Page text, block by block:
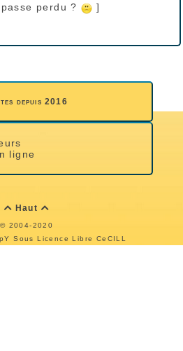
perdu ? ]
depuis 2016
ligne
 Haut 
2004-2020
Sous Licence Libre CeCILL